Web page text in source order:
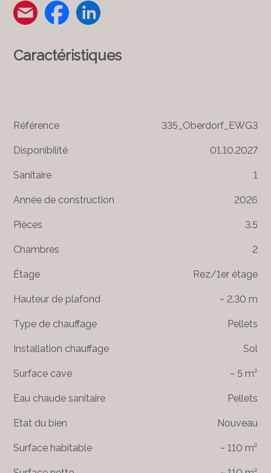
Caractéristiques
Référence 335_Oberdorf_EWG3
Disponibilité 01.10.2027
Sanitaire 1
Année de construction 2026
Pièces 3.5
Chambres 2
Étage Rez/1er étage
Hauteur de plafond ~ 2.30 m
Type de chauffage Pellets
Installation chauffage Sol
Surface cave ~ 5 m²
Eau chaude sanitaire Pellets
Etat du bien Nouveau
Surface habitable ~ 110 m²